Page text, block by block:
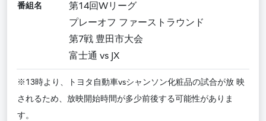
番組名
第14回Wリーグ
プレーオフ ファーストラウンド
第7戦 豊田市大会
富士通 vs JX
※13時より、トヨタ自動車vsシャンソン化粧品の試合が放 映
されるため、放映開始時間が多少前後する可能性がありま
す。